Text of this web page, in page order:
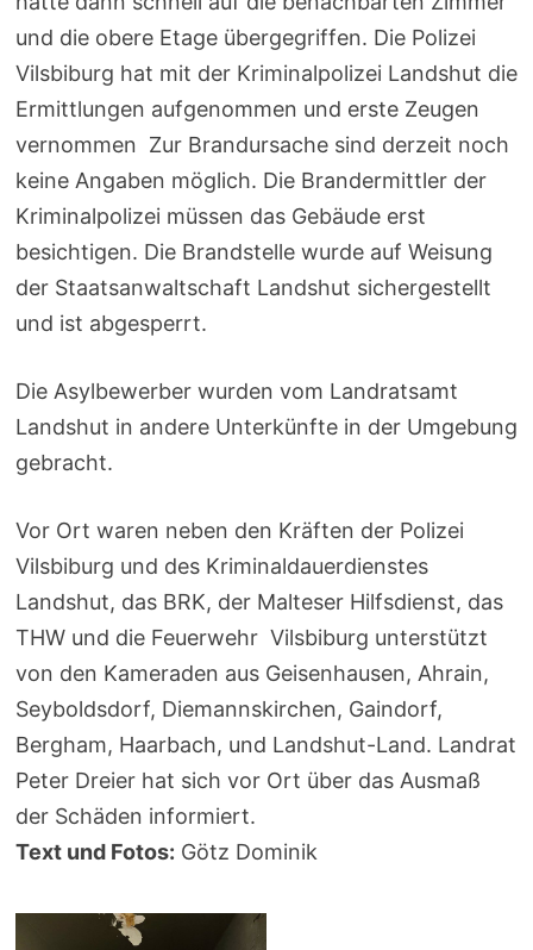
und die obere Etage übergegriffen. Die Polizei
Vilsbiburg hat mit der Kriminalpolizei Landshut die
Ermittlungen aufgenommen und erste Zeugen
vernommen Zur Brandursache sind derzeit noch
keine Angaben möglich. Die Brandermittler der
Kriminalpolizei müssen das Gebäude erst
besichtigen. Die Brandstelle wurde auf Weisung
der Staatsanwaltschaft Landshut sichergestellt
und ist abgesperrt.
Die Asylbewerber wurden vom Landratsamt
Landshut in andere Unterkünfte in der Umgebung
gebracht.
Vor Ort waren neben den Kräften der Polizei
Vilsbiburg und des Kriminaldauerdienstes
Landshut, das BRK, der Malteser Hilfsdienst, das
THW und die Feuerwehr Vilsbiburg unterstützt
von den Kameraden aus Geisenhausen, Ahrain,
Seyboldsdorf, Diemannskirchen, Gaindorf,
Bergham, Haarbach, und Landshut-Land. Landrat
Peter Dreier hat sich vor Ort über das Ausmaß
der Schäden informiert.
Text und Fotos: Götz Dominik